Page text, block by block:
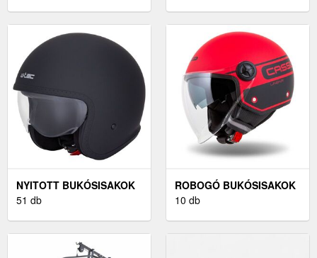
NYITOTT BUKÓSISAKOK
51 db
ROBOGÓ BUKÓSISAKOK
10 db